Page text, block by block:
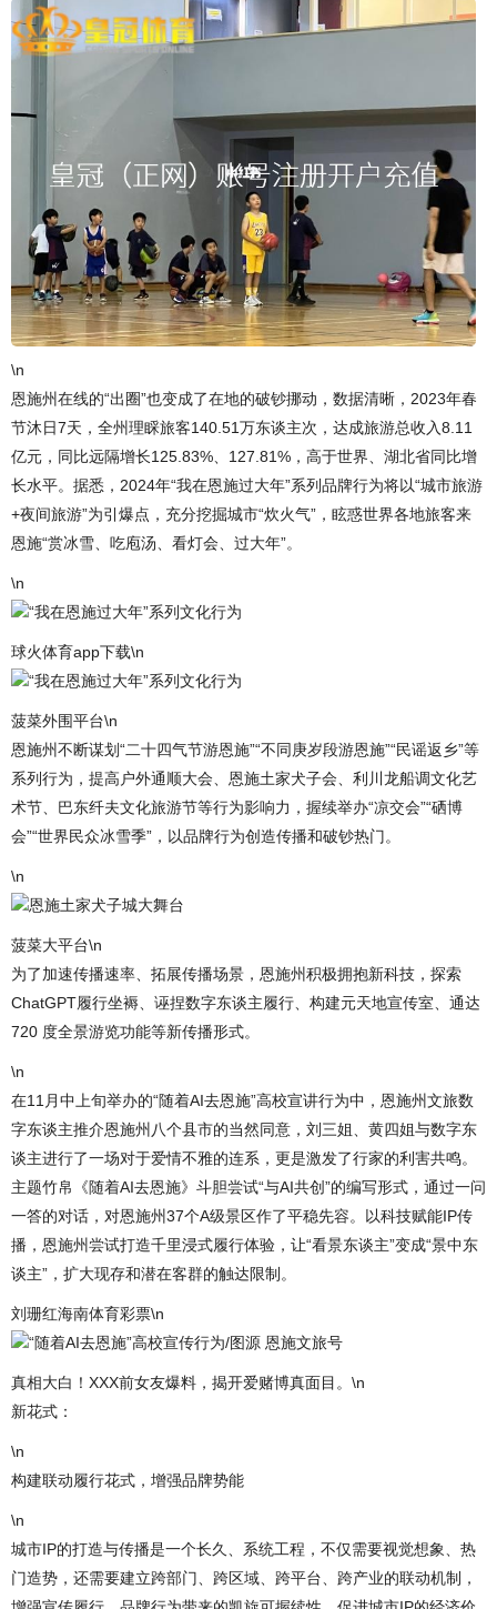
\n
恩施州在线的“出圈”也变成了在地的破钞挪动，数据清晰，2023年春
节沐日7天，全州理睬旅客140.51万东谈主次，达成旅游总收入8.11
亿元，同比远隔增长125.83%、127.81%，高于世界、湖北省同比增
长水平。据悉，2024年“我在恩施过大年”系列品牌行为将以“城市旅游
+夜间旅游”为引爆点，充分挖掘城市“炊火气”，眩惑世界各地旅客来
恩施“赏冰雪、吃庖汤、看灯会、过大年”。
\n
“我在恩施过大年”系列文化行为
球火体育app下载\n
“我在恩施过大年”系列文化行为
菠菜外围平台\n
恩施州不断谋划“二十四气节游恩施”“不同庚岁段游恩施”“民谣返乡”等
系列行为，提高户外通顺大会、恩施土家犬子会、利川龙船调文化艺
术节、巴东纤夫文化旅游节等行为影响力，握续举办“凉交会”“硒博
会”“世界民众冰雪季”，以品牌行为创造传播和破钞热门。
\n
恩施土家犬子城大舞台
菠菜大平台\n
为了加速传播速率、拓展传播场景，恩施州积极拥抱新科技，探索
ChatGPT履行坐褥、诬捏数字东谈主履行、构建元天地宣传室、通达
720 度全景游览功能等新传播形式。
\n
在11月中上旬举办的“随着AI去恩施”高校宣讲行为中，恩施州文旅数
字东谈主推介恩施州八个县市的当然同意，刘三姐、黄四姐与数字东
谈主进行了一场对于爱情不雅的连系，更是激发了行家的利害共鸣。
主题竹帛《随着AI去恩施》斗胆尝试“与AI共创”的编写形式，通过一问
一答的对话，对恩施州37个A级景区作了平稳先容。以科技赋能IP传
播，恩施州尝试打造千里浸式履行体验，让“看景东谈主”变成“景中东
谈主”，扩大现存和潜在客群的触达限制。
刘珊红海南体育彩票\n
“随着AI去恩施”高校宣传行为/图源 恩施文旅号
真相大白！XXX前女友爆料，揭开爱赌博真面目。\n
新花式：
\n
构建联动履行花式，增强品牌势能
\n
城市IP的打造与传播是一个长久、系统工程，不仅需要视觉想象、热
门造势，还需要建立跨部门、跨区域、跨平台、跨产业的联动机制，